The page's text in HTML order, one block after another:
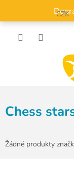
obsah
CZK
Chess
Žádné produkty